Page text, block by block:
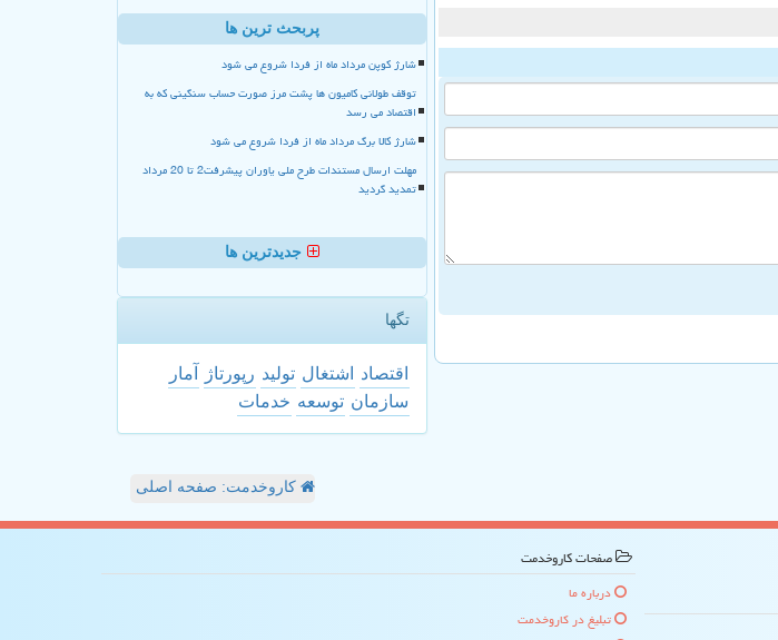
پربحث ترین ها
شارژ کوپن مرداد ماه از فردا شروع می شود
توقف طولانی کامیون ها پشت مرز صورت حساب سنگینی که به
اقتصاد می رسد
شارژ کالا برگ مرداد ماه از فردا شروع می شود
مهلت ارسال مستندات طرح ملی یاوران پیشرفت2 تا 20 مرداد
تمدید گردید
جدیدترین ها
تگها
اقتصاد اشتغال تولید رپورتاژ
آمار
سازمان توسعه خدمات
کاروخدمت: صفحه اصلی
صفحات كاروخدمت
درباره ما
تبلیغ در كاروخدمت